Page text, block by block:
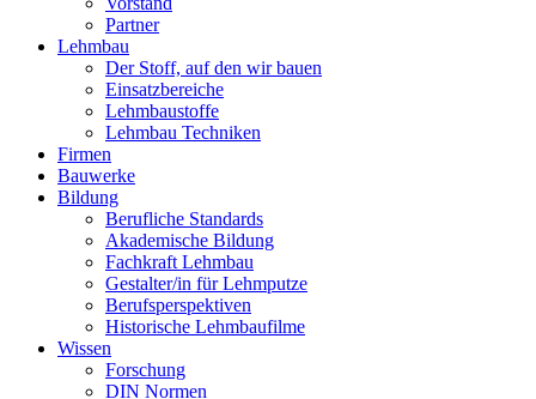
Partner
Lehmbau
Der Stoff, auf den wir bauen
Einsatzbereiche
Lehmbaustoffe
Lehmbau Techniken
Firmen
Bauwerke
Bildung
Berufliche Standards
Akademische Bildung
Fachkraft Lehmbau
Gestalter/in für Lehmputze
Berufsperspektiven
Historische Lehmbaufilme
Wissen
Forschung
DIN Normen